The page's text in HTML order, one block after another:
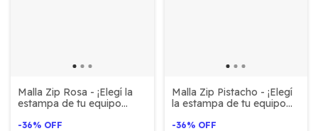
Malla Zip Rosa - ¡Elegí la
estampa de tu equipo
-36% OFF
Malla Zip Pistacho - ¡Elegí
la estampa de tu equipo
-36% OFF